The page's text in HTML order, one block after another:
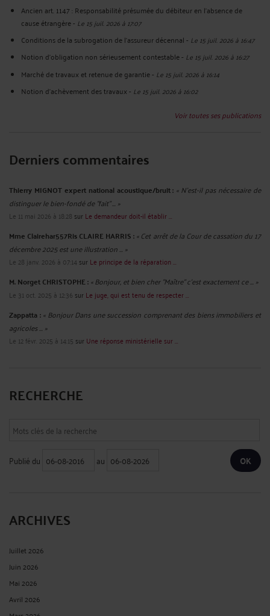
Ancien art. 1147 : Responsabilité présumée du débiteur en l'absence de
cause étrangère- Le 15 juil. 2026 à 17:07
Conditions de la subrogation de l'assureur décennal- Le 15 juil. 2026 à 16:47
Notion d'obligation non sérieusement contestable- Le 15 juil. 2026 à 16:27
Marché de travaux et retenue de garantie- Le 15 juil. 2026 à 16:14
Notion d'achèvement des travaux- Le 15 juil. 2026 à 16:02
Voir toutes ses publications
Derniers commentaires
Thierry MIGNOT expert national acoustique/bruit : « N'est-il pas nécessaire de
distinguer le bien-fondé de "fait" ... »
Le 11 mai 2026 à 18:28 sur Le demandeur doit-il établir ...
Mme Clairehar557Ris CLAIRE HARRIS :« Cet arrêt de la Cour de cassation du 17
décembre 2025 est une illustration ... »
Le 28 janv. 2026 à 07:14 sur Le principe de la réparation ...
M. Norget CHRISTOPHE :« Bonjour, et bien cher "Maître" c'est exactement ce ... »
Le 31 oct. 2025 à 12:36 sur Le juge, qui est tenu de respecter ...
Zappatta : « Bonjour Dans une succession comprenant des biens immobiliers et
agricoles ... »
Le 12 févr. 2025 à 14:15 sur Une réponse ministérielle sur ...
RECHERCHE
Publié du au
ARCHIVES
Juillet 2026
Juin 2026
Mai 2026
Avril 2026